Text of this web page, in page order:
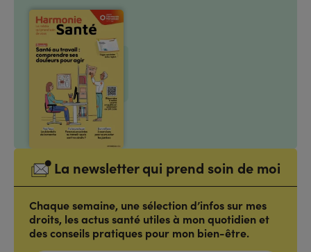
La newsletter qui prend soin de moi
Chaque semaine, une sélection d’infos sur mes
droits, les actus santé utiles à mon quotidien et
des conseils pratiques pour mon bien-être.